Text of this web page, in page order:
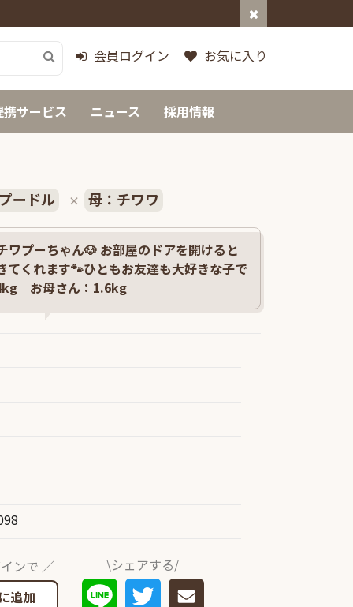
会員ログイン お気に入り
携サービス ニュース 採用情報
ードル × 母：チワワ
ワプーちゃん🐶 お部屋のドアを開けると
てくれます🐾ひともお友達も大好きな子で
お母さん：1.6kg
ンで ／
追加
\シェアする/